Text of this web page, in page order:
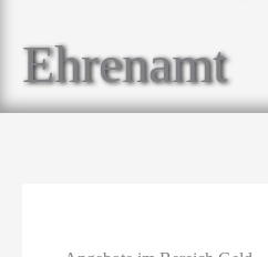
Ehrenamt